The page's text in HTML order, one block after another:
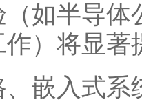
如半导
）将显著
嵌入式系